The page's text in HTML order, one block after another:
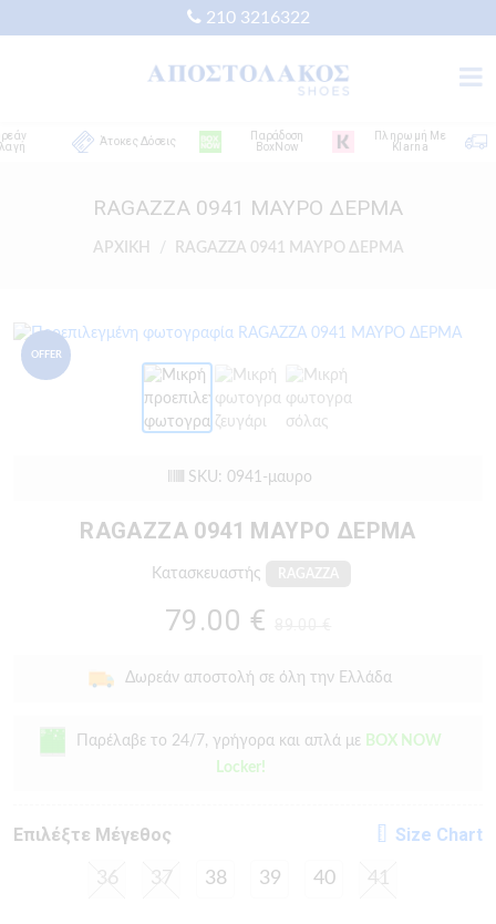
210 3216322
Άτοκες Δόσεις
Παράδοση
BoxNow
Πληρωμή Με
Klarna
RAGAZZA 0941 ΜΑΥΡΟ ΔΕΡΜΑ
ΑΡΧΙΚΗ RAGAZZA 0941 ΜΑΥΡΟ ΔΕΡΜΑ
OFFER
SKU: 0941-μαυρο
RAGAZZA 0941 ΜΑΥΡΟ ΔΕΡΜΑ
Κατασκευαστής
79.00 €
Δωρεάν αποστολή σε όλη την Ελλάδα
Παρέλαβε το 24/7, γρήγορα και απλά με BOX NOW
Locker!
Eπιλέξτε Μέγεθος Size Chart
36 37 38 39 40 41